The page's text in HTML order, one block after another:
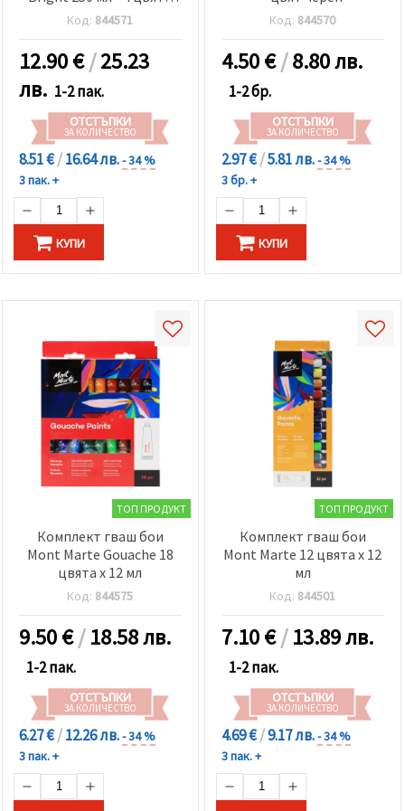
ярки
Код: 844571
12.90€/25.23
лв. 1-2 пак.
ОТСТЪПКИ
ЗА КОЛИЧЕСТВО
8.51 €/16.64 лв.- 34 %
3 пак. +
КУПИ
Код: 844570
4.50€/8.80 лв.
1-2 бр.
ОТСТЪПКИ
ЗА КОЛИЧЕСТВО
2.97 €/5.81 лв.- 34 %
3 бр. +
КУПИ
ТОП ПРОДУКТ
Комплект гваш бои
Mont Marte Gouache 18
цвята x 12 мл
Код: 844575
9.50€/18.58 лв.
1-2 пак.
ОТСТЪПКИ
ЗА КОЛИЧЕСТВО
6.27 €/12.26 лв.- 34 %
3 пак. +
ТОП ПРОДУКТ
Комплект гваш бои
Mont Marte 12 цвята x 12
мл
Код: 844501
7.10€/13.89 лв.
1-2 пак.
ОТСТЪПКИ
ЗА КОЛИЧЕСТВО
4.69 €/9.17 лв.- 34 %
3 пак. +